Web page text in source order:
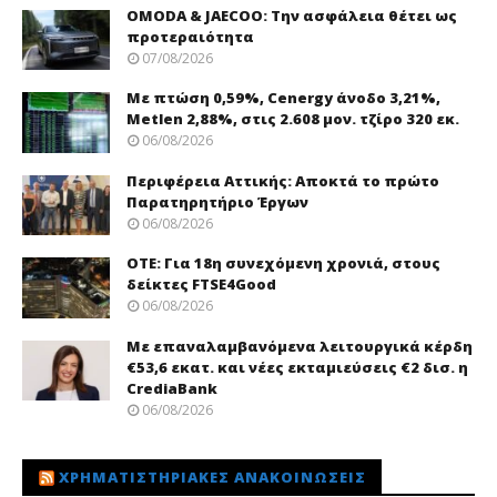
OMODA & JAECOO: Την ασφάλεια θέτει ως
προτεραιότητα
07/08/2026
Με πτώση 0,59%, Cenergy άνοδο 3,21%,
Metlen 2,88%, στις 2.608 μον. τζίρο 320 εκ.
06/08/2026
Περιφέρεια Αττικής: Αποκτά το πρώτο
Παρατηρητήριο Έργων
06/08/2026
ΟΤΕ: Για 18η συνεχόμενη χρονιά, στους
δείκτες FTSE4Good
06/08/2026
Με επαναλαμβανόμενα λειτουργικά κέρδη
€53,6 εκατ. και νέες εκταμιεύσεις €2 δισ. η
CrediaBank
06/08/2026
ΧΡΗΜΑΤΙΣΤΗΡΙΑΚΈΣ ΑΝΑΚΟΙΝΏΣΕΙΣ